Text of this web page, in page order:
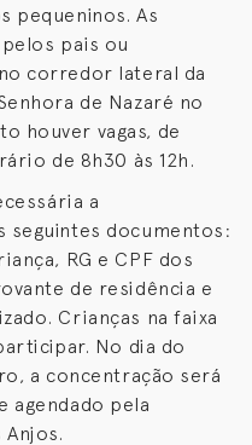
pequeninos. As
pais ou
corredor lateral da
de Nazaré no
houver vagas, de
de 8h30 às 12h.
a
seguintes documentos:
RG e CPF dos
de residência e
Crianças na faixa
No dia do
a concentração será
agendado pela